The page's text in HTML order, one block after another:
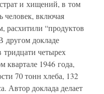
и хищений, в том
человек, включая
расхитили “продуктов
другом докладе
тридцати четырех
квартале 1946 года,
70 тонн хлеба, 132
Автор доклада делает